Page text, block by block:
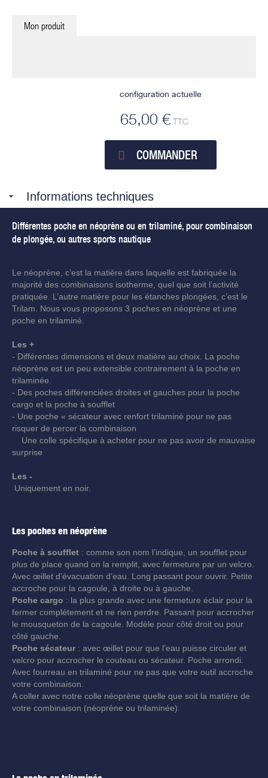
Mon produit
configuration actuelle
65,00 € TTC
COMMANDER
Informations techniques
Différentes poche en néoprène ou en trilaminé, pour combinaison
de plongée, ou autres sports nautique
Le néoprène, c’est la matière dans laquelle est fabriquée la
majorité des combinaisons isotherme, quel que soit l’activité
pratiquée. L’autre matière pour les étanches plongées, c’est le
Trilam. Nous vous proposons 3 poches en néoprène et une
poche en trilaminé.
Les +
- Différentes dimensions et deux matière au choix. La poche
néoprène est un peu extensible contrairement à la poche en
trilaminée.
- Des poches différenciées droites et gauches pour la poche
cargo et la poche à soufflet
- Une poche « sécateur avec renfort trilaminé pour ne pas
risquer de percer la combinaison
Une colle spécifique à acheter pour ne pas avoir de mauvaise
surprise
Les -
Uniquement en noir.
Les poches en néoprène
Poche à soufflet : comme son nom l’indique, un soufflet pour
plus de place quand on la remplit, avec fermeture par un velcro.
Avec œillet d’évacuation d’eau. Long passant pour ouvrir. Petite
accroche pour la cagoule, à droite ou à gauche.
Poche cargo : la plus grande avec une fermeture éclair pour la
fermer complétement et ne rien perdre. Passant pour accrocher
le mousqueton de la cagoule. Modèle pour côté droit ou pour
côté gauche.
Poche sécateur: avec œillet pour que l’eau puisse circuler et
velcro pour accrocher le couteau ou sécateur. Poche arrondi.
Avec fourreau en trilaminé pour ne pas que votre outil accroche
votre combinaison.
A coller avec notre colle néoprène quelle que soit la matière de
votre combinaison (néoprène ou trilaminée).